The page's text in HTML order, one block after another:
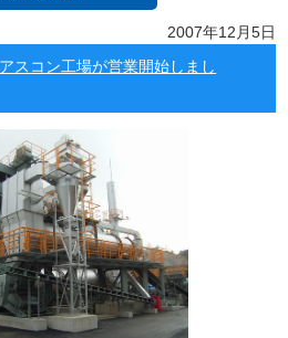
2007年12月5日
スコン工場が営業開始しまし